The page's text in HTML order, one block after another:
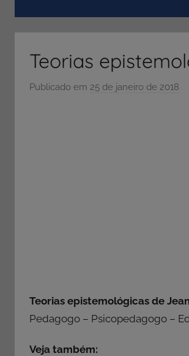
ENEM
e
cursosTeorias
Publicado em 25 de janeiro de 2018
Teorias epistemológicas de
Pedagogo – Psicopedagogo –
Veja também: